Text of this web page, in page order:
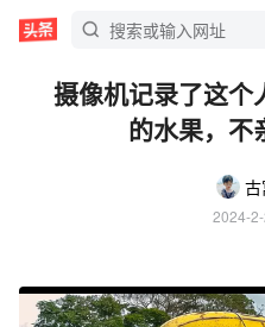
摄像机记录了这个
的水果，不
2024-